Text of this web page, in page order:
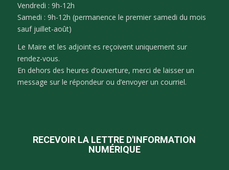
Vendredi : 9h-12h
Samedi : 9h-12h (permanence le premier samedi du mois
sauf juillet-août)
Le Maire et les adjoint·es reçoivent uniquement sur
rendez-vous.
En dehors des heures d’ouverture, merci de laisser un
message sur le répondeur ou d’envoyer un courriel.
RECEVOIR LA LETTRE D'INFORMATION
NUMÉRIQUE